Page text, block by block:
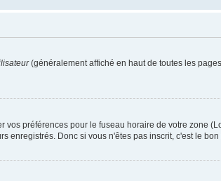
(généralement affiché en haut de toutes les
préférences pour le fuseau horaire de votre zone
enregistrés. Donc si vous n'êtes pas inscrit, c'est le